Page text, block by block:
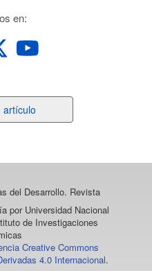
en:
artículo
del Desarrollo. Revista
por Universidad Nacional
de Investigaciones
Creative Commons
4.0 Internacional.